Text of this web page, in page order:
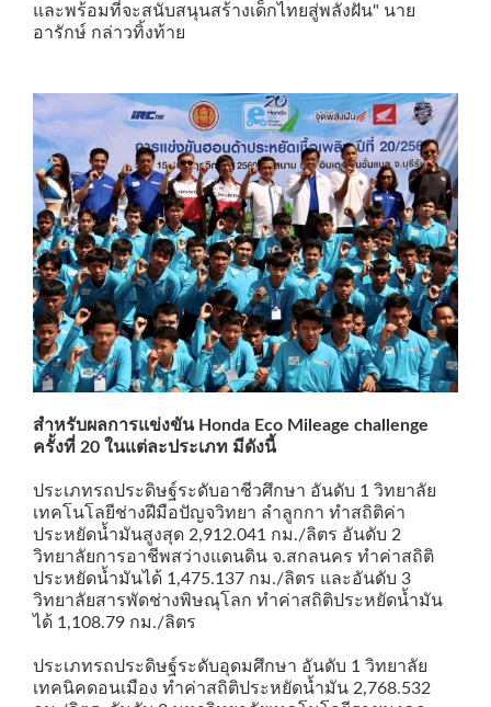
และพร้อมที่จะสนับสนุนสร้างเด็กไทยสู่พลังฝัน" นาย
อารักษ์ กล่าวทิ้งท้าย
สำหรับผลการแข่งขัน Honda Eco Mileage challenge
ครั้งที่ 20 ในแต่ละประเภท มีดังนี้
ประเภทรถประดิษฐ์ระดับอาชีวศึกษา อันดับ 1 วิทยาลัย
เทคโนโลยีช่างฝีมือปัญจวิทยา ลำลูกกา ทำสถิติค่า
ประหยัดน้ำมันสูงสุด 2,912.041 กม./ลิตร อันดับ 2
วิทยาลัยการอาชีพสว่างแดนดิน จ.สกลนคร ทำค่าสถิติ
ประหยัดน้ำมันได้ 1,475.137 กม./ลิตร และอันดับ 3
วิทยาลัยสารพัดช่างพิษณุโลก ทำค่าสถิติประหยัดน้ำมัน
ได้ 1,108.79 กม./ลิตร
ประเภทรถประดิษฐ์ระดับอุดมศึกษา อันดับ 1 วิทยาลัย
เทคนิคดอนเมือง ทำค่าสถิติประหยัดน้ำมัน 2,768.532